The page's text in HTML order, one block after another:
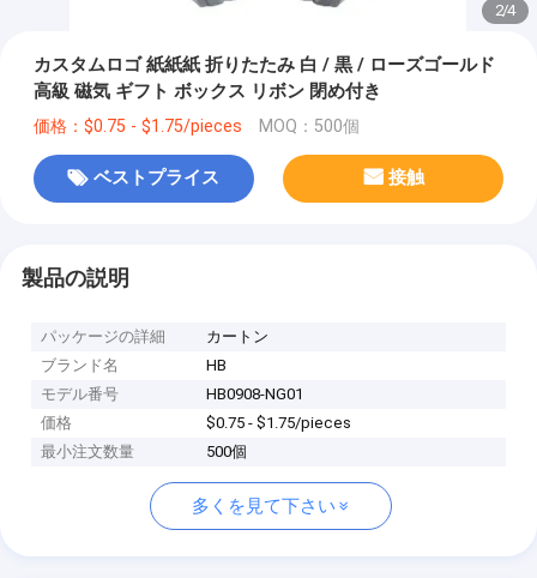
2/4
カスタムロゴ 紙紙紙 折りたたみ 白 / 黒 / ローズゴールド
高級 磁気 ギフト ボックス リボン 閉め付き
価格：$0.75 - $1.75/pieces MOQ：500個
ベストプライス 接触
製品の説明
パッケージの詳細
カートン
ブランド名
HB
モデル番号
HB0908-NG01
価格
$0.75 - $1.75/pieces
最小注文数量
500個
多くを見て下さい